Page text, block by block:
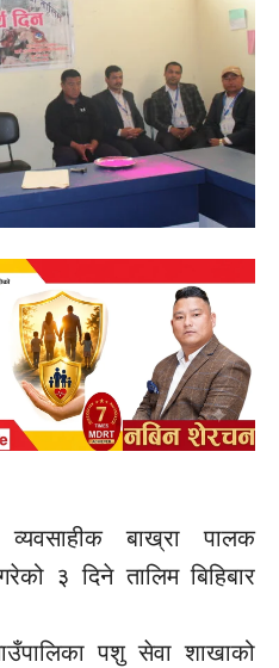
व्यवसाहीक बाख्रा पालक
३ दिने तालिम बिहिबार
पशु सेवा शाखाको